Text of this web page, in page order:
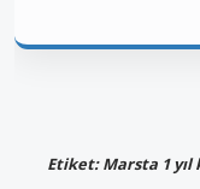
Etiket:Marsta 1 yıl